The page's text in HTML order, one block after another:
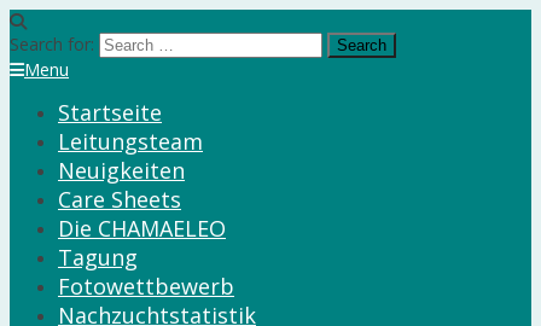
Search for:
Menu
Startseite
Leitungsteam
Neuigkeiten
Care Sheets
Die CHAMAELEO
Tagung
Fotowettbewerb
Nachzuchtstatistik